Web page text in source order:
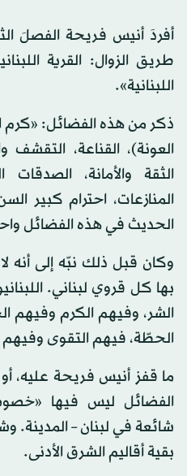
أفردَ أنيس فريحة الفصلَ
طريق الزوال: القرية
اللبنانية».
ذكر من هذه الفضائل: «كرم
العونة)، القناعة،
الثقة والأمانة،
المنازعات، احترام كبير
الحديث في هذه الفضائل
وكان قبل ذلك نبّه إلى أنه
بها كل قروي لبناني.
الشر، وفيهم الكرم وفيهم
الحطّة، فيهم التقوى وفيهم
ما قفز أنيس فريحة عليه،
الفضائل ليس فيها
شائعة في لبنان – المدينة.
بقية أقاليم الشرق الأدنى.